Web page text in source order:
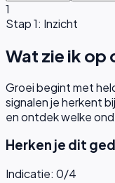
1
Stap 1: Inzicht
Wat zie ik op
Groei begint met
signalen je herkent
en ontdek welke
Herken je dit
Indicatie: 0/4